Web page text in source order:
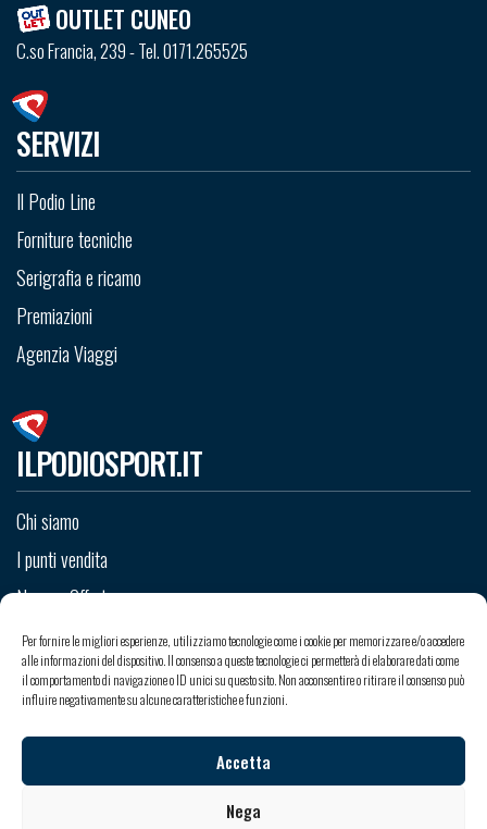
Per fornire le migliori esperienze, utilizziamo tecnologie come i cookie per memorizzare e/o accedere
alle informazioni del dispositivo. Il consenso a queste tecnologie ci permetterà di elaborare dati come
il comportamento di navigazione o ID unici su questo sito. Non acconsentire o ritirare il consenso può
influire negativamente su alcune caratteristiche e funzioni.
Accetta
Nega
OUTLET CUNEO
C.so Francia, 239 - Tel. 0171.265525
SERVIZI
Il Podio Line
Forniture tecniche
Serigrafia e ricamo
Premiazioni
Agenzia Viaggi
ILPODIOSPORT.IT
Chi siamo
I punti vendita
News e Offerte
Staff
Contatti
Copyright © 2026 Il Podio Sport srl - Sede Legale: Via Valle Po 99 - 12020 Madonna dell’Olmo -
Cuneo
Iscritto al Registro delle Imprese di Cuneo - C.C.I.A.A. 263679 - Capitale sociale: 18000,00 € i.v. -